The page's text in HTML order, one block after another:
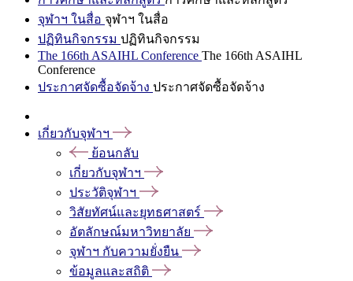
จุฬาฯ ในสื่อ จุฬาฯ ในสื่อ
ปฏิทินกิจกรรม ปฏิทินกิจกรรม
The 166th ASAIHL Conference The 166th ASAIHL
Conference
ประกาศจัดซื้อจัดจ้าง ประกาศจัดซื้อจัดจ้าง
เกี่ยวกับจุฬาฯ
ย้อนกลับ
เกี่ยวกับจุฬาฯ
ประวัติจุฬาฯ
วิสัยทัศน์และยุทธศาสตร์
อัตลักษณ์มหาวิทยาลัย
จุฬาฯ กับความยั่งยืน
ข้อมูลและสถิติ